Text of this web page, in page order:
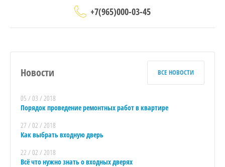
+7(965)000-03-45
Новости ВСЕ НОВОСТИ
05 / 03 / 2018
Порядок проведение ремонтных работ в квартире
27 / 02 / 2018
Как выбрать входную дверь
22 / 02 / 2018
Всё что нужно знать о входных дверях